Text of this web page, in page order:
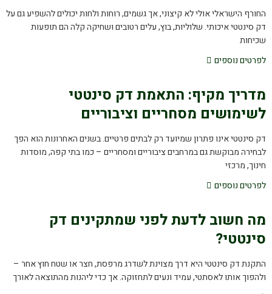
החורף הישראלי אולי לא קיצוני, אך גשמים, רוחות ולחות יכולים להשפיע גם על
דק סינטטי איכותי. שלוליות, בוץ, עלים רטובים ושחיקה קלה הם תופעות
שכיחות
לפרטים נוספים
מדריך מקיף: התאמת דק סינטטי
לשימושים מסחריים וציבוריים
דק סינטטי אינו פתרון שמיועד רק לבתים פרטיים. בשנים האחרונות הוא הפך
לבחירה מבוקשת גם במרחבים ציבוריים ומסחריים – כמו בתי קפה, מוסדות
חינוך, מרכזי
לפרטים נוספים
מה חשוב לדעת לפני שמתקינים דק
סינטטי?
התקנת דק סינטטי היא דרך מצוינת לשדרג מרפסת, חצר או שטח חוץ אחר –
ולהפוך אותו לאסתטי, עמיד ונעים לתחזוקה. אך כדי ליהנות מהתוצאה לאורך